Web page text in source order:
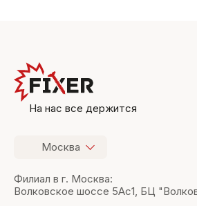
На нас все держится
Москва
Филиал в г. Москва:
Волковское шоссе 5Ас1, БЦ